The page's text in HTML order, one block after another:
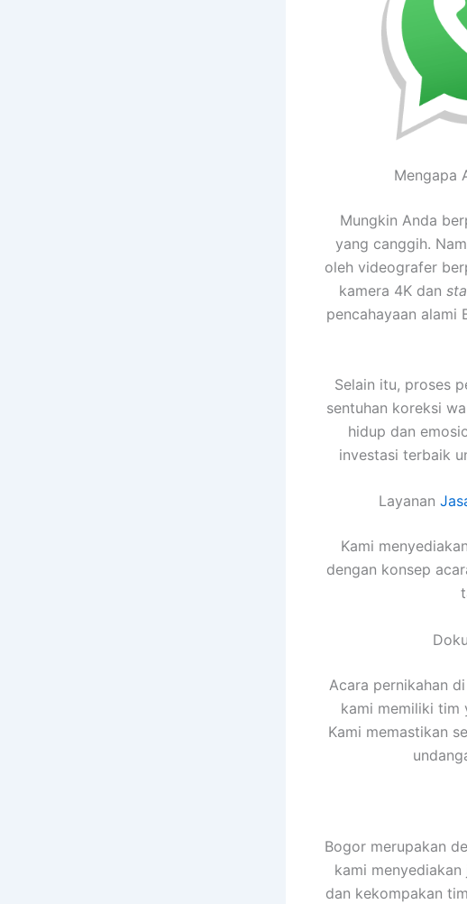
Mengapa
Mungkin Anda
yang canggih.
oleh videografer
kamera 4K dan
pencahayaan alami
Selain itu, proses
sentuhan koreksi
hidup dan
investasi terbaik
Layanan
Kami
dengan konsep
Acara pernikahan
kami memiliki tim
Kami memastikan
Bogor merupakan
kami
dan kekompakan